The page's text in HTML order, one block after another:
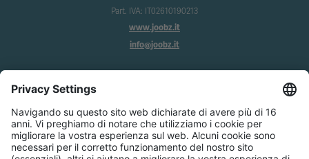
Part. IVA: IT02610190213
www.joobz.it
info@joobz.it
Privacy
Condizioni generali
Impostazione dei cookie